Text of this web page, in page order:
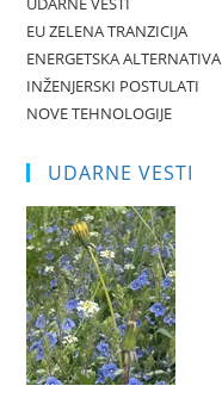
EU ZELENA TRANZICIJA
ENERGETSKA ALTERNATIVA
INŽENJERSKI POSTULATI
NOVE TEHNOLOGIJE
UDARNE VESTI